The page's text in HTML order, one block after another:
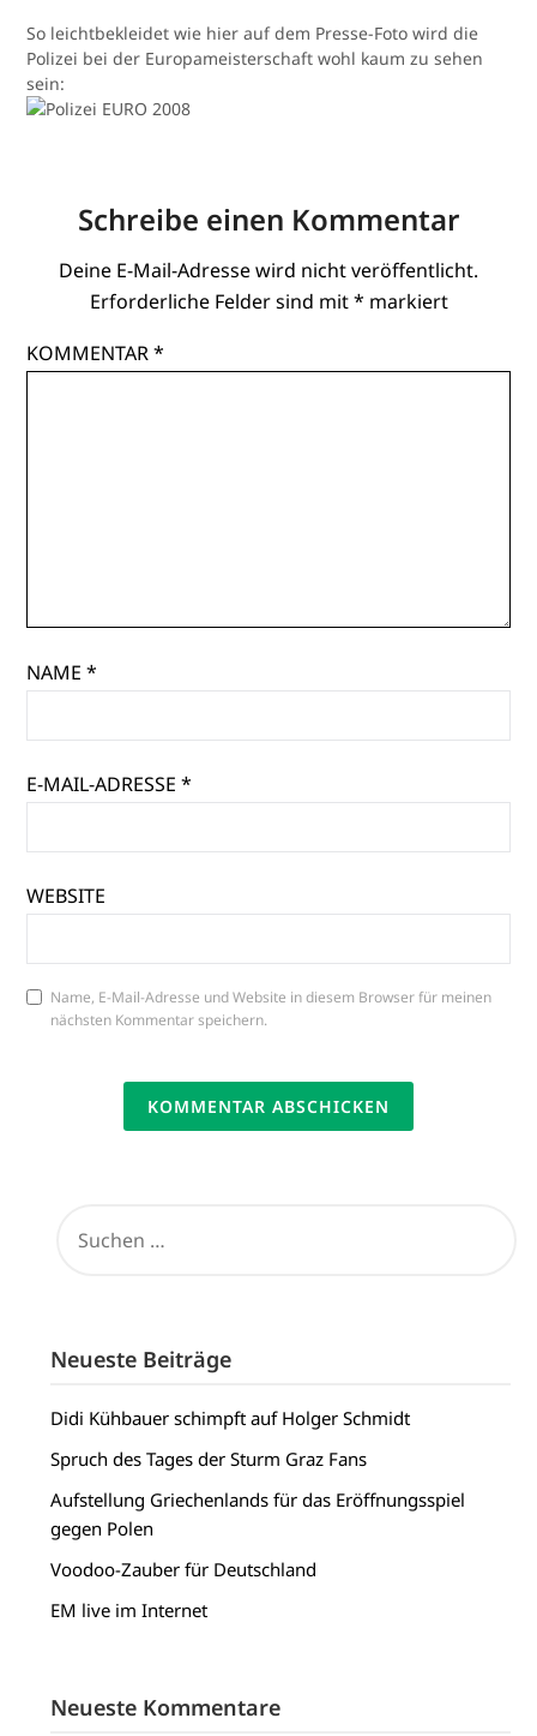
So leichtbekleidet wie hier auf dem Presse-Foto wird die
Polizei bei der Europameisterschaft wohl kaum zu sehen
sein:
Schreibe einen Kommentar
Deine E-Mail-Adresse wird nicht veröffentlicht.
Erforderliche Felder sind mit* markiert
KOMMENTAR*
NAME*
E-MAIL-ADRESSE*
WEBSITE
Name, E-Mail-Adresse und Website in diesem Browser für meinen
nächsten Kommentar speichern.
NACH:
Neueste Beiträge
Didi Kühbauer schimpft auf Holger Schmidt
Spruch des Tages der Sturm Graz Fans
Aufstellung Griechenlands für das Eröffnungsspiel
gegen Polen
Voodoo-Zauber für Deutschland
EM live im Internet
Neueste Kommentare